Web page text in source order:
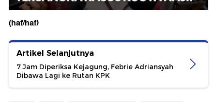
(haf/haf)
Artikel Selanjutnya
7 Jam Diperiksa Kejagung, Febrie Adriansyah
Dibawa Lagi ke Rutan KPK